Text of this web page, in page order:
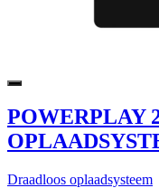
POWERPLAY
Draadloos oplaadsysteem